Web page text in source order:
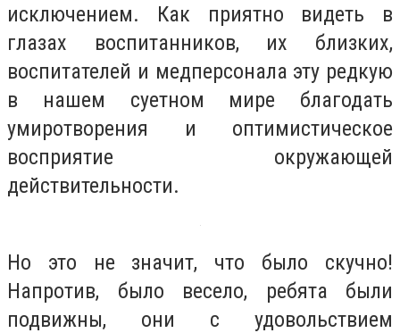
исключением. Как приятно видеть в
глазах воспитанников, их близких,
воспитателей и медперсонала эту редкую
в нашем суетном мире благодать
умиротворения и оптимистическое
восприятие окружающей
действительности.
Но это не значит, что было скучно!
Напротив, было весело, ребята были
подвижны, они с удовольствием